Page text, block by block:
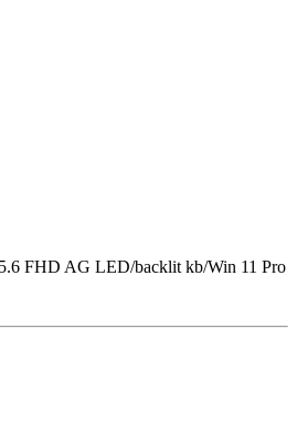
FHD AG LED/backlit kb/Win 11 Pro